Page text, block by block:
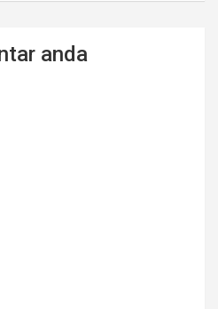
anda